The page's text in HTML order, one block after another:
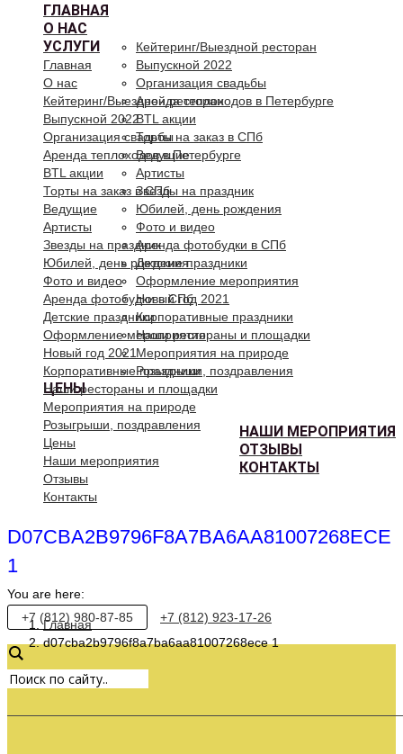
ГЛАВНАЯ
О НАС
УСЛУГИ
Кейтеринг/Выездной ресторан
Выпускной 2022
Организация свадьбы
Аренда теплоходов в Петербурге
BTL акции
Торты на заказ в СПб
Ведущие
Артисты
Звезды на праздник
Юбилей, день рождения
Фото и видео
Аренда фотобудки в СПб
Детские праздники
Оформление мероприятия
Новый год 2021
Корпоративные праздники
Наши рестораны и площадки
Мероприятия на природе
Розыгрыши, поздравления
ЦЕНЫ
НАШИ МЕРОПРИЯТИЯ
ОТЗЫВЫ
КОНТАКТЫ
Главная
О нас
Кейтеринг/Выездной ресторан
Выпускной 2022
Организация свадьбы
Аренда теплоходов в Петербурге
BTL акции
Торты на заказ в СПб
Ведущие
Артисты
Звезды на праздник
Юбилей, день рождения
Фото и видео
Аренда фотобудки в СПб
Детские праздники
Оформление мероприятия
Новый год 2021
Корпоративные праздники
Наши рестораны и площадки
Мероприятия на природе
Розыгрыши, поздравления
Цены
Наши мероприятия
Отзывы
Контакты
D07CBA2B9796F8A7BA6AA81007268ECE
1
You are here:
Главная
d07cba2b9796f8a7ba6aa81007268ece 1
+7 (812) 980-87-85 +7 (812) 923-17-26